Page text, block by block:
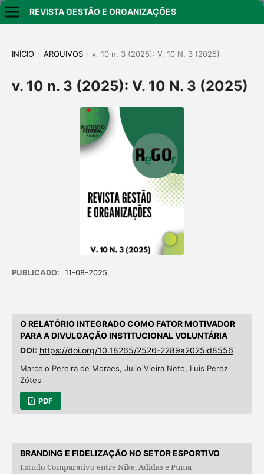
REVISTA GESTÃO E ORGANIZAÇÕES
INÍCIO / ARQUIVOS / v. 10 n. 3 (2025): V. 10 N. 3 (2025)
v. 10 n. 3 (2025): V. 10 N. 3 (2025)
PUBLICADO: 11-08-2025
O RELATÓRIO INTEGRADO COMO FATOR MOTIVADOR
PARA A DIVULGAÇÃO INSTITUCIONAL VOLUNTÁRIA
DOI: https://doi.org/10.18265/2526-2289a2025id8556
Marcelo Pereira de Moraes, Julio Vieira Neto, Luis Perez
Zótes
PDF
BRANDING E FIDELIZAÇÃO NO SETOR ESPORTIVO
Estudo Comparativo entre Nike, Adidas e Puma